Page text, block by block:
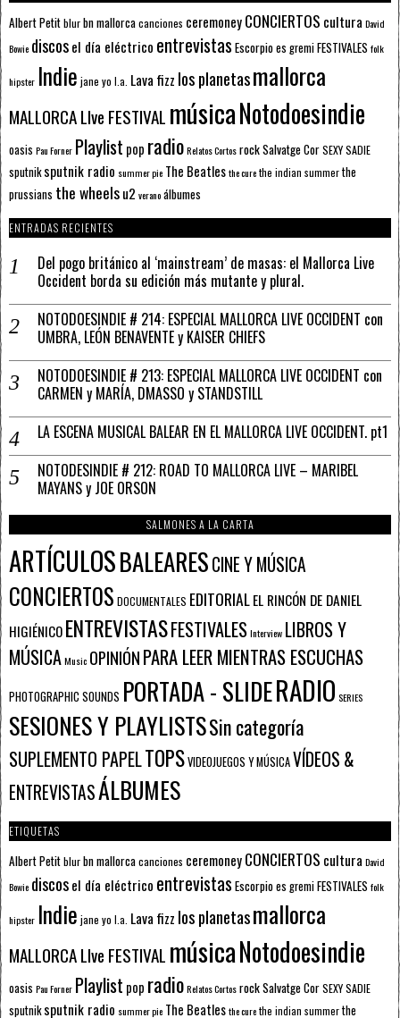
Albert Petitblurbn mallorcacanciones ceremoneyCONCIERTOS cultura David
Bowie discosel día eléctrico entrevistas Escorpioes gremiFESTIVALES folk
hipster Indie jane yo l.a. Lava fizz los planetasmallorca
MALLORCA LIve FESTIVAL músicaNotodoesindie
oasis Pau Forner Playlist pop radioRelatos CortosrockSalvatge CorSEXY SADIE
sputnik sputnik radio summer pie The Beatlesthe curethe indian summerthe
prussians the wheelsu2 veranoálbumes
ENTRADAS RECIENTES
Del pogo británico al ‘mainstream’ de masas: el Mallorca Live
Occident borda su edición más mutante y plural.
NOTODOESINDIE # 214: ESPECIAL MALLORCA LIVE OCCIDENT con
UMBRA, LEÓN BENAVENTE y KAISER CHIEFS
NOTODOESINDIE # 213: ESPECIAL MALLORCA LIVE OCCIDENT con
CARMEN y MARÍA, DMASSO y STANDSTILL
LA ESCENA MUSICAL BALEAR EN EL MALLORCA LIVE OCCIDENT. pt1
NOTODESINDIE # 212: ROAD TO MALLORCA LIVE – MARIBEL
MAYANS y JOE ORSON
SALMONES A LA CARTA
ARTÍCULOSBALEARESCINE Y MÚSICA
CONCIERTOS DOCUMENTALES EDITORIALEL RINCÓN DE DANIEL
HIGIÉNICOENTREVISTASFESTIVALESInterview LIBROS Y
MÚSICAMusic OPINIÓNPARA LEER MIENTRAS ESCUCHAS
PHOTOGRAPHIC SOUNDS PORTADA - SLIDERADIO SERIES
SESIONES Y PLAYLISTSSin categoría
SUPLEMENTO PAPELTOPSVIDEOJUEGOS Y MÚSICAVÍDEOS &
ENTREVISTASÁLBUMES
ETIQUETAS
Albert Petitblurbn mallorcacanciones ceremoneyCONCIERTOS cultura David
Bowie discosel día eléctrico entrevistas Escorpioes gremiFESTIVALES folk
hipster Indie jane yo l.a. Lava fizz los planetasmallorca
MALLORCA LIve FESTIVAL músicaNotodoesindie
oasis Pau Forner Playlist pop radioRelatos CortosrockSalvatge CorSEXY SADIE
sputnik sputnik radio summer pie The Beatlesthe curethe indian summerthe